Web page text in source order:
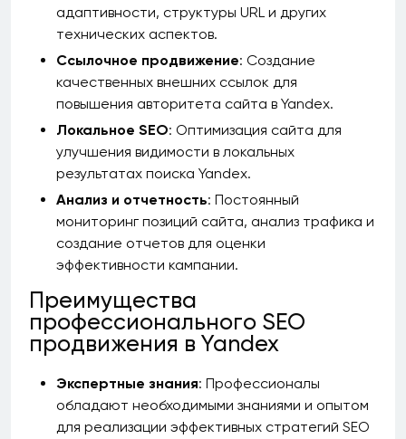
адаптивности, структуры URL и других
технических аспектов.
Ссылочное продвижение: Создание
качественных внешних ссылок для
повышения авторитета сайта в Yandex.
Локальное SEO: Оптимизация сайта для
улучшения видимости в локальных
результатах поиска Yandex.
Анализ и отчетность: Постоянный
мониторинг позиций сайта, анализ трафика и
создание отчетов для оценки
эффективности кампании.
Преимущества
профессионального SEO
продвижения в Yandex
Экспертные знания: Профессионалы
обладают необходимыми знаниями и опытом
для реализации эффективных стратегий SEO